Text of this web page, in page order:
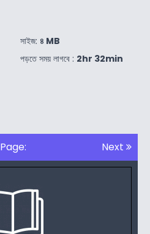
সাইজ: ৪ MB
পড়তে সময় লাগবে : 2hr 32min
Page: Next